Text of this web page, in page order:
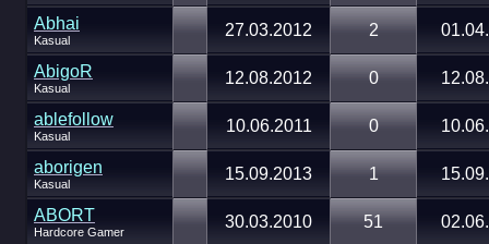
Abhai
Kasual
27.03.2012 2
AbigoR
Kasual
12.08.2012 0
ablefollow
Kasual
10.06.2011 0
aborigen
Kasual
15.09.2013 1
ABORT
Hardcore Gamer
30.03.2010 51